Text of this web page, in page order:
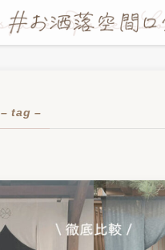
– tag –